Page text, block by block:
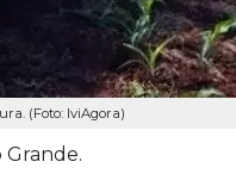
(Foto: IviAgora)
Grande.